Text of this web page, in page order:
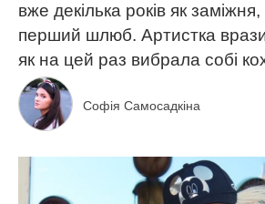
вже декілька років як
перший шлюб. Артистка
як на цей раз вибрала собі
Софія Самосадкіна